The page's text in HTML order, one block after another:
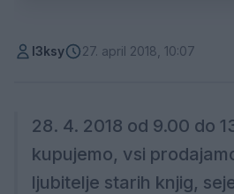
l3ksy 27. april 2018, 10:07
28. 4. 2018 od 9.00 do
kupujemo, vsi
ljubitelje starih knjig,